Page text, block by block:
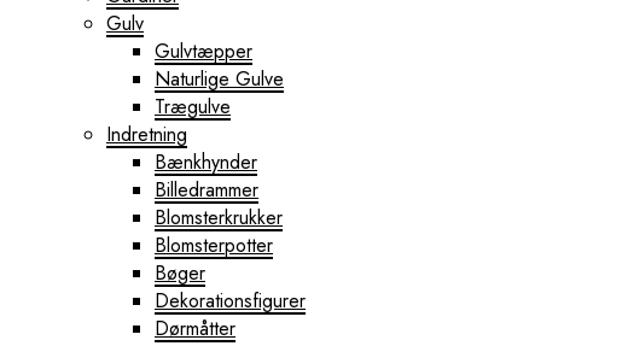
Gulv
Gulvtæpper
Naturlige Gulve
Trægulve
Indretning
Bænkhynder
Billedrammer
Blomsterkrukker
Blomsterpotter
Bøger
Dekorationsfigurer
Dørmåtter